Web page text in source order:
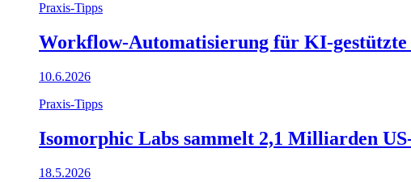
Praxis-Tipps
Workflow-Automatisierung für KI-
10.6.2026
Praxis-Tipps
Isomorphic Labs sammelt 2,1 Milliarden
18.5.2026